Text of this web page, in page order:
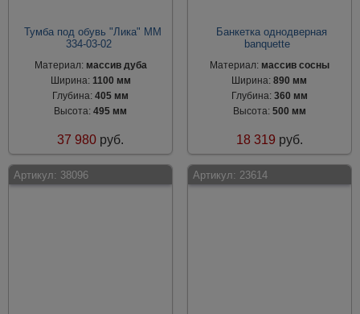
Тумба под обувь "Лика" ММ
334-03-02
Материал: массив дуба
Ширина: 1100 мм
Глубина:405 мм
Высота:495 мм
37 980 руб.
Банкетка однодверная
banquette
Материал: массив сосны
Ширина:890 мм
Глубина: 360 мм
Высота: 500 мм
18 319 руб.
Артикул: 38096 Артикул: 23614